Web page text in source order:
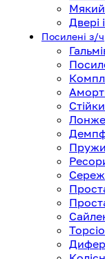
Мякий
Двері
Посилені з/ч